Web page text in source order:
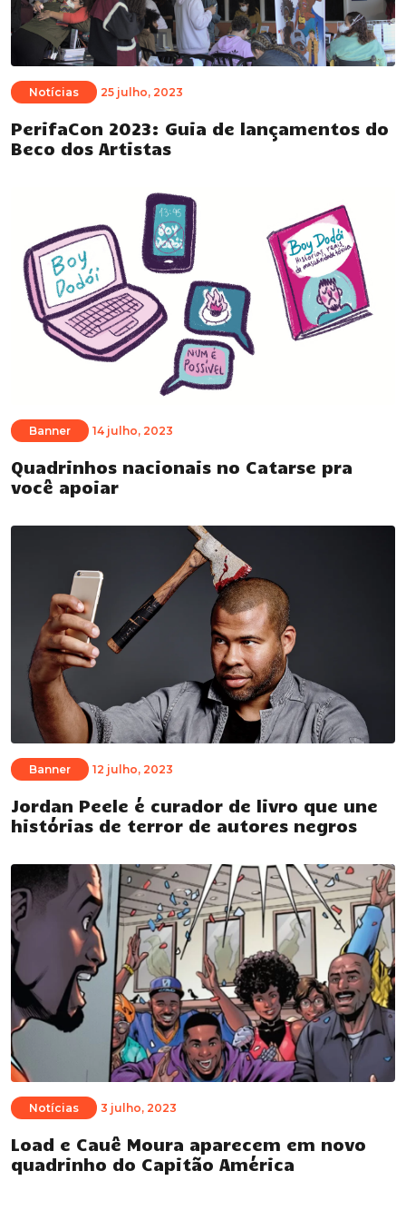
Notícias 25 julho, 2023
PerifaCon 2023: Guia de lançamentos do
Beco dos Artistas
Banner 14 julho, 2023
Quadrinhos nacionais no Catarse pra
você apoiar
Banner 12 julho, 2023
Jordan Peele é curador de livro que une
histórias de terror de autores negros
Notícias 3 julho, 2023
Load e Cauê Moura aparecem em novo
quadrinho do Capitão América